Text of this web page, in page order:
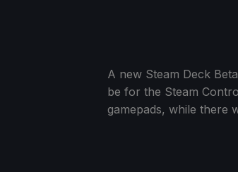
A new Steam Deck
be for the Steam
gamepads, while there